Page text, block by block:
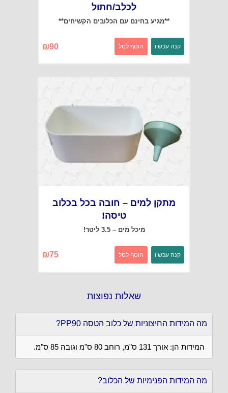
לכלב/חתול
**מגיע בחינם עם הכלובים הקשיחים**
90
₪ קנה עכשיו הוסף לסל
מתקן למים – חובה בכל בכלוב
טיסה!
מיכל מים – 3.5 ליטר!
75
₪ קנה עכשיו הוסף לסל
שאלות נפוצות
מה המידות החיצוניות של כלוב הטסה PP90?
המידות הן: אורך 131 ס"מ, רוחב 80 ס"מ וגובה 85 ס"מ.
מה המידות הפנימיות של הכלוב?